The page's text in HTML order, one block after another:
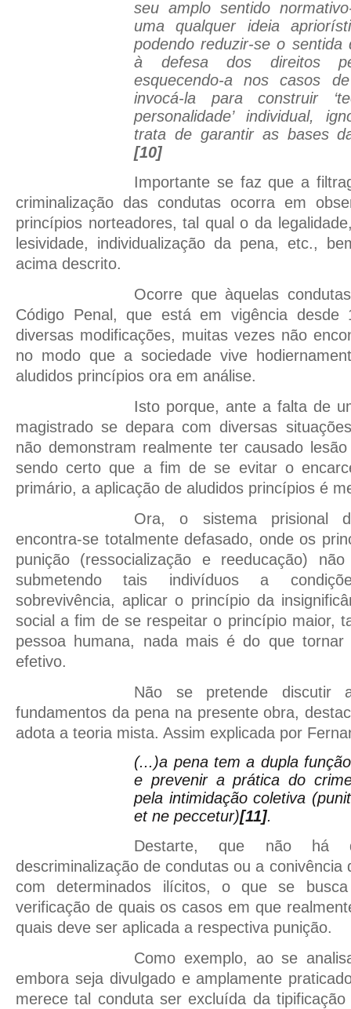
seu amplo sentido
uma qualquer ideia
podendo reduzir-se o sentida
à defesa dos direitos
esquecendo-a nos casos
invocá-la para construir
personalidade’ individual,
trata de garantir as bases
[10]
Importante se faz que a
criminalização das condutas ocorra em
princípios norteadores, tal qual o da
lesividade, individualização da pena, etc.,
acima descrito.
Ocorre que àquelas
Código Penal, que está em vigência desde
diversas modificações, muitas vezes não
no modo que a sociedade vive
aludidos princípios ora em análise.
Isto porque, ante a falta de
magistrado se depara com diversas
não demonstram realmente ter causado
sendo certo que a fim de se evitar o
primário, a aplicação de aludidos princípios é
Ora, o sistema prisional
encontra-se totalmente defasado, onde os
punição (ressocialização e reeducação)
submetendo tais indivíduos a
sobrevivência, aplicar o princípio da
social a fim de se respeitar o princípio maior,
pessoa humana, nada mais é do que
efetivo.
Não se pretende discutir
fundamentos da pena na presente obra,
adota a teoria mista. Assim explicada por
(...)a pena tem a dupla
e prevenir a prática do
pela intimidação coletiva
et ne peccetur)[11].
Destarte, que não
descriminalização de condutas ou a conivência
com determinados ilícitos, o que se
verificação de quais os casos em que
quais deve ser aplicada a respectiva punição.
Como exemplo, ao se
embora seja divulgado e amplamente
merece tal conduta ser excluída da